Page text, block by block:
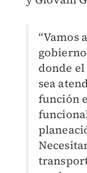
“Vamos
donde
sea
función